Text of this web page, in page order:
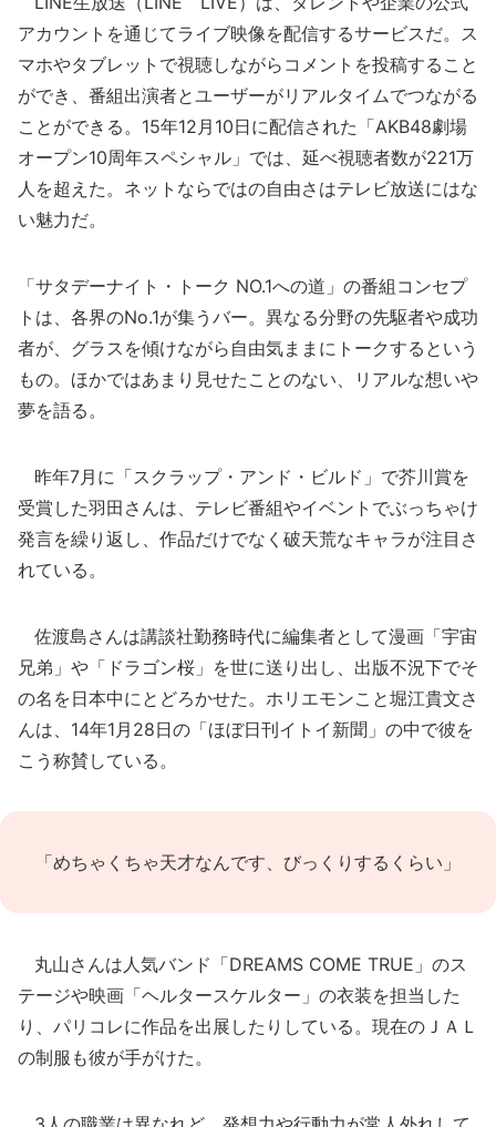
アカウントを通じてライブ映像を配信するサービスだ。ス
マホやタブレットで視聴しながらコメントを投稿すること
ができ、番組出演者とユーザーがリアルタイムでつながる
ことができる。15年12月10日に配信された「AKB48劇場
オープン10周年スペシャル」では、延べ視聴者数が221万
人を超えた。ネットならではの自由さはテレビ放送にはな
い魅力だ。
「サタデーナイト・トーク NO.1への道」の番組コンセプ
トは、各界のNo.1が集うバー。異なる分野の先駆者や成功
者が、グラスを傾けながら自由気ままにトークするという
もの。ほかではあまり見せたことのない、リアルな想いや
夢を語る。
昨年7月に「スクラップ・アンド・ビルド」で芥川賞を
受賞した羽田さんは、テレビ番組やイベントでぶっちゃけ
発言を繰り返し、作品だけでなく破天荒なキャラが注目さ
れている。
佐渡島さんは講談社勤務時代に編集者として漫画「宇宙
兄弟」や「ドラゴン桜」を世に送り出し、出版不況下でそ
の名を日本中にとどろかせた。ホリエモンこと堀江貴文さ
んは、14年1月28日の「ほぼ日刊イトイ新聞」の中で彼を
こう称賛している。
「めちゃくちゃ天才なんです、びっくりするくらい」
丸山さんは人気バンド「DREAMS COME TRUE」のス
テージや映画「ヘルタースケルター」の衣装を担当した
り、パリコレに作品を出展したりしている。現在のＪＡＬ
の制服も彼が手がけた。